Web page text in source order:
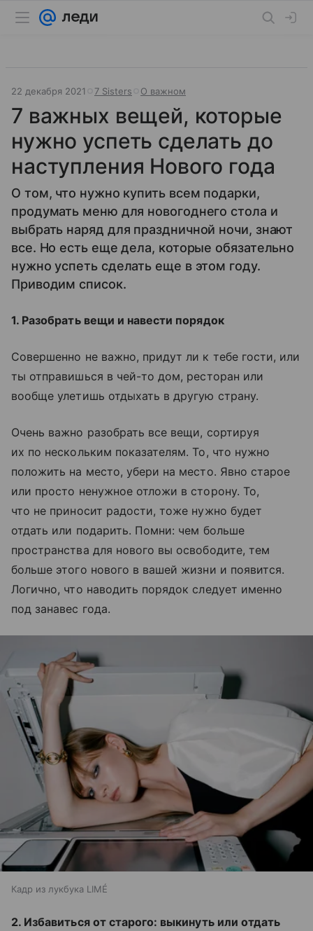
22 декабря 2021 7 Sisters О важном
7 важных вещей, которые
нужно успеть сделать до
наступления Нового года
О том, что нужно купить всем подарки,
продумать меню для новогоднего стола и
выбрать наряд для праздничной ночи, знают
все. Но есть еще дела, которые обязательно
нужно успеть сделать еще в этом году.
Приводим список.
1. Разобрать вещи и навести порядок
Совершенно не важно, придут ли к тебе гости, или
ты отправишься в чей-то дом, ресторан или
вообще улетишь отдыхать в другую страну.
Очень важно разобрать все вещи, сортируя
их по нескольким показателям. То, что нужно
положить на место, убери на место. Явно старое
или просто ненужное отложи в сторону. То,
что не приносит радости, тоже нужно будет
отдать или подарить. Помни: чем больше
пространства для нового вы освободите, тем
больше этого нового в вашей жизни и появится.
Логично, что наводить порядок следует именно
под занавес года.
Кадр из лукбука LIMÉ
2. Избавиться от старого: выкинуть или отдать